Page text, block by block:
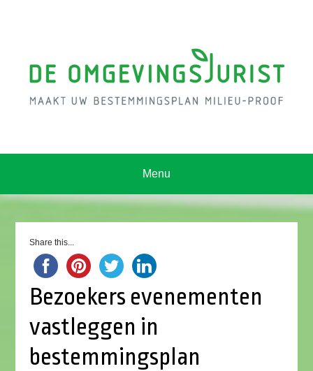
Menu
Share this...
Bezoekers evenementen
vastleggen in
bestemmingsplan